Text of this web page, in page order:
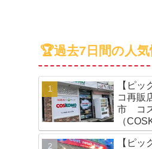
🏆過去7日間の人
【ピッ
コ再販
市 コ
（
【ピッ